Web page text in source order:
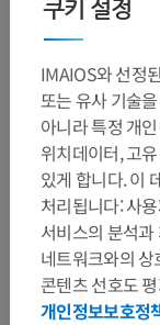
해부학적 계층
쿠키 설정
IMAIOS와 선정
또는 유사 기술
아니라 특정 개
위치데이터, 고
있게 합니다. 이
처리됩니다: 사
서비스의 분석과
네트워크와의 상
콘텐츠 선호도
개인정보보호정